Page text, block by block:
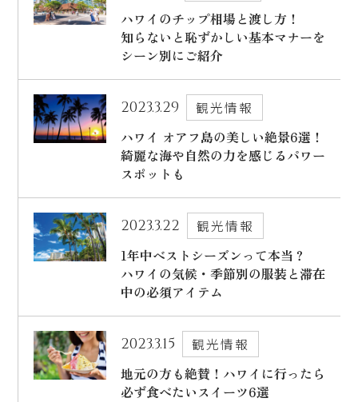
ハワイのチップ相場と渡し方！
知らないと恥ずかしい基本マナーを
シーン別にご紹介
2023.3.29
観光情報
ハワイ オアフ島の美しい絶景6選！
綺麗な海や自然の力を感じるパワー
スポットも
2023.3.22
観光情報
1年中ベストシーズンって本当？
ハワイの気候・季節別の服装と滞在
中の必須アイテム
2023.3.15
観光情報
地元の方も絶賛！ハワイに行ったら
必ず食べたいスイーツ6選